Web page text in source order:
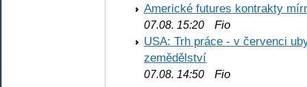
Americké futures kontrakty
07.08. 15:20 Fio
USA: Trh práce - v červenci
zemědělství
07.08. 14:50 Fio